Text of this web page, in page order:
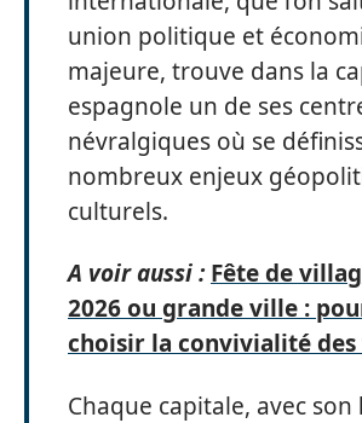
union politique et
majeure, trouve dans la
espagnole un de ses
névralgiques où se
nombreux enjeux
culturels.
A voir aussi : Fête de
2026 ou grande ville :
choisir la convivialité des
Chaque capitale, avec son